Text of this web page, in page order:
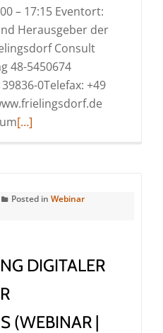
– 17:15 Eventort:
Herausgeber der
Consult
48-5450674
0Telefax: +49
Read
von
Gesundheitswesen
Online)
[…]
Posted in Webinar
DIGITALER
(WEBINAR |